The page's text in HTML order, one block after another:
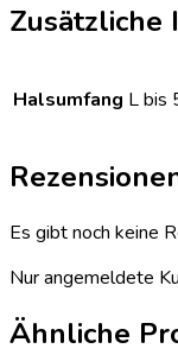
Zusätzliche
Halsumfang L bis
Es gibt noch keine
Nur angemeldete
Ähnliche